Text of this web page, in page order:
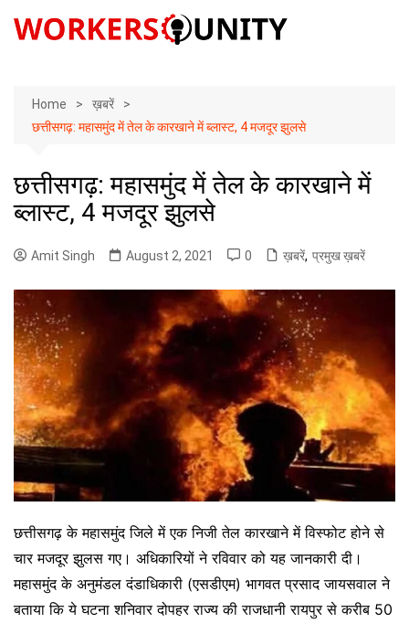
Home
ख़बरें
छत्तीसगढ़: महासमुंद में तेल के कारखाने में ब्‍लास्‍ट, 4 मजदूर झुलसे
छत्तीसगढ़: महासमुंद में तेल के कारखाने में
ब्‍लास्‍ट, 4 मजदूर झुलसे
Amit Singh August 2, 2021 0 ख़बरें, प्रमुख ख़बरें
छत्तीसगढ़ के महासमुंद जिले में एक निजी तेल कारखाने में विस्फोट होने से
चार मजदूर झुलस गए। अधिकारियों ने रविवार को यह जानकारी दी।
महासमुंद के अनुमंडल दंडाधिकारी (एसडीएम) भागवत प्रसाद जायसवाल ने
बताया कि ये घटना शनिवार दोपहर राज्य की राजधानी रायपुर से करीब 50